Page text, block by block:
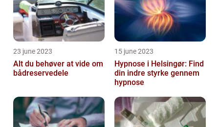
23 june 2023
Alt du behøver at vide om
bådreservedele
15 june 2023
Hypnose i Helsingør: Find
din indre styrke gennem
hypnose